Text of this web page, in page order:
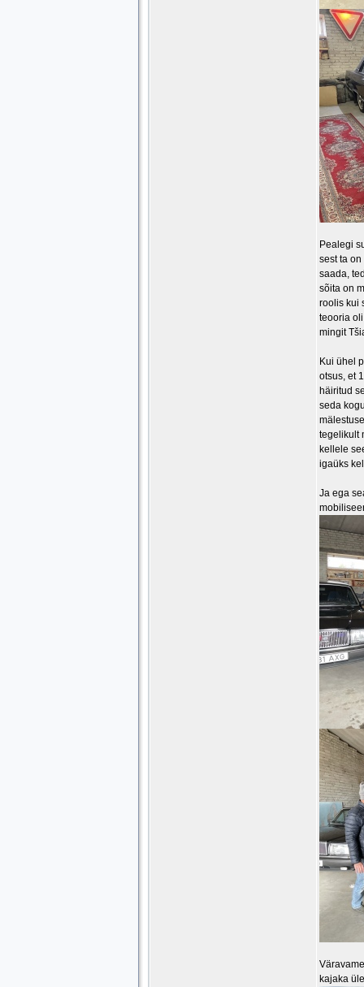
Pealegi
sest ta
saada,
sõita on
roolis kui
teooria
mingit
Kui ühel
otsus, et
häiritud
seda
tegelikult
kellele
igaüks
Ja ega
kajaka